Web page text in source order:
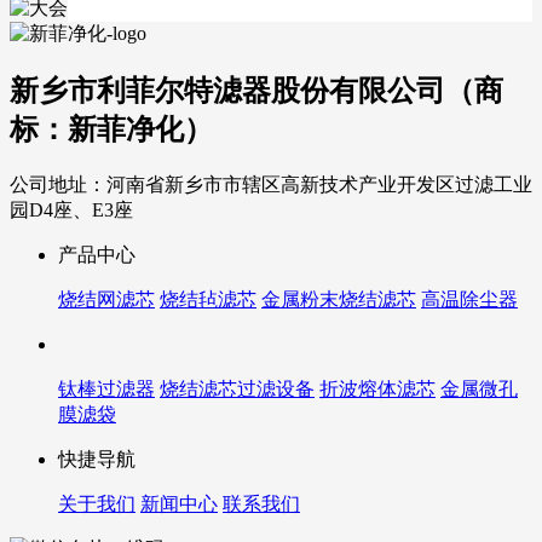
新乡市利菲尔特滤器股份有限公司（商
标：新菲净化）
公司地址：河南省新乡市市辖区高新技术产业开发区过滤工业
园D4座、E3座
产品中心
烧结网滤芯 烧结毡滤芯 金属粉末烧结滤芯 高温除尘器
钛棒过滤器 烧结滤芯过滤设备 折波熔体滤芯 金属微孔
膜滤袋
快捷导航
关于我们 新闻中心 联系我们